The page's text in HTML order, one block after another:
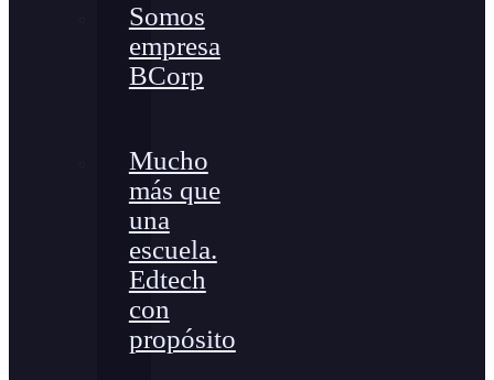
Somos
empresa
BCorp
Mucho
más que
una
escuela.
Edtech
con
propósito